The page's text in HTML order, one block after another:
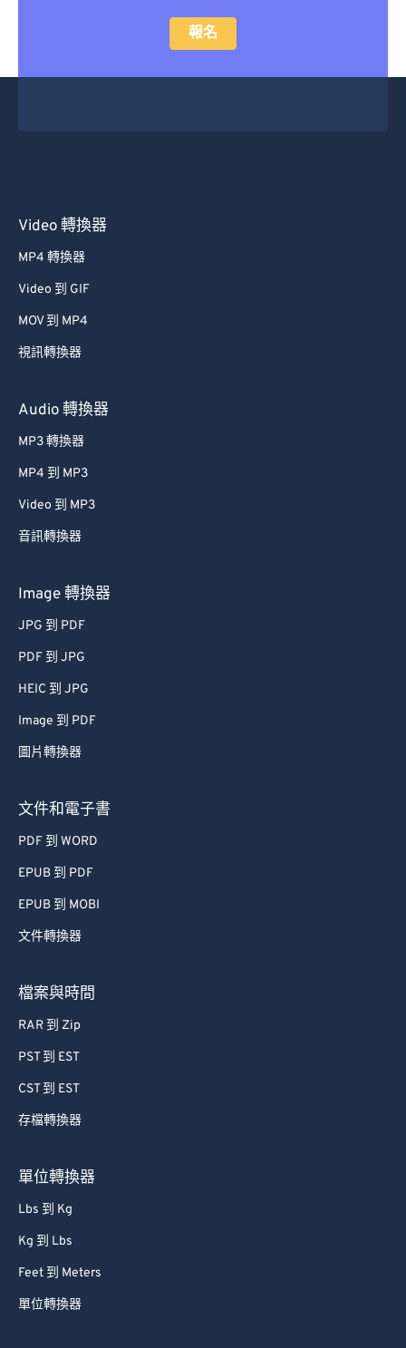
報名
Video 轉換器
MP4 轉換器
Video 到 GIF
MOV 到 MP4
視訊轉換器
Audio 轉換器
MP3 轉換器
MP4 到 MP3
Video 到 MP3
音訊轉換器
Image 轉換器
JPG 到 PDF
PDF 到 JPG
HEIC 到 JPG
Image 到 PDF
圖片轉換器
文件和電子書
PDF 到 WORD
EPUB 到 PDF
EPUB 到 MOBI
文件轉換器
檔案與時間
RAR 到 Zip
PST 到 EST
CST 到 EST
存檔轉換器
單位轉換器
Lbs 到 Kg
Kg 到 Lbs
Feet 到 Meters
單位轉換器